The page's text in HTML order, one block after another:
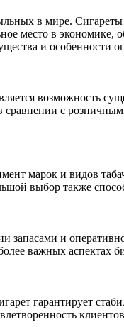
в мире.
место в
и особенности
возможность
с
марок и видов
выбор также
запасами и
важных аспектах
гарантирует